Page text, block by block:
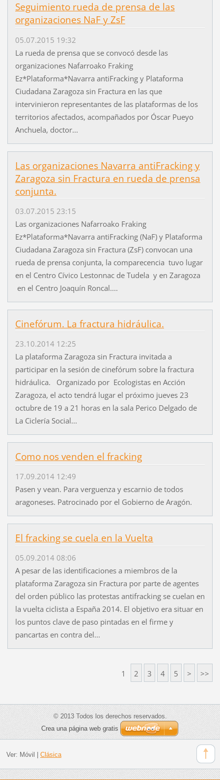
Seguimiento rueda de prensa de las
organizaciones NaF y ZsF
05.07.2015 19:32
La rueda de prensa que se convocó desde las
organizaciones Nafarroako Fraking
Ez*Plataforma*Navarra antiFracking y Plataforma
Ciudadana Zaragoza sin Fractura en las que
intervinieron representantes de las plataformas de los
territorios afectados, acompañados por Óscar Pueyo
Anchuela, doctor...
Las organizaciones Navarra antiFracking y
Zaragoza sin Fractura en rueda de prensa
conjunta.
03.07.2015 23:15
Las organizaciones Nafarroako Fraking
Ez*Plataforma*Navarra antiFracking (NaF) y Plataforma
Ciudadana Zaragoza sin Fractura (ZsF) convocan una
rueda de prensa conjunta, la comparecencia tuvo lugar
en el Centro Cívico Lestonnac de Tudela y en Zaragoza
en el Centro Joaquín Roncal....
Cinefórum. La fractura hidráulica.
23.10.2014 12:25
La plataforma Zaragoza sin Fractura invitada a
participar en la sesión de cinefórum sobre la fractura
hidráulica. Organizado por Ecologistas en Acción
Zaragoza, el acto tendrá lugar el próximo jueves 23
octubre de 19 a 21 horas en la sala Perico Delgado de
La Ciclería Social...
Como nos venden el fracking
17.09.2014 12:49
Pasen y vean. Para verguenza y escarnio de todos
aragoneses. Patrocinado por el Gobierno de Aragón.
El fracking se cuela en la Vuelta
05.09.2014 08:06
A pesar de las identificaciones a miembros de la
plataforma Zaragoza sin Fractura por parte de agentes
del orden público las protestas antifracking se cuelan en
la vuelta ciclista a España 2014. El objetivo era situar en
los puntos clave de paso pintadas en el firme y
pancartas en contra del...
1 2 3 4 5 > >>
© 2013 Todos los derechos reservados.
Crea una página web gratis
Ver: Móvil | Clásica